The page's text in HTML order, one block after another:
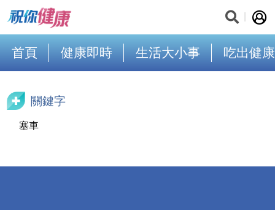
首頁 健康即時 生活大小事 吃出健康
關鍵字
塞車